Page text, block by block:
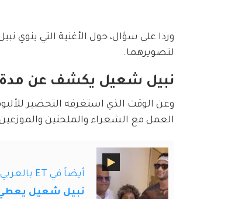
وردا على سؤال، حول الأغنية التي ينوي
لتصويرهما.
نبيل شعيل يكشف عن مدة
العمل مع الشعراء والملحنين
أيضاً في ET بالعربي
نبيل شعيل